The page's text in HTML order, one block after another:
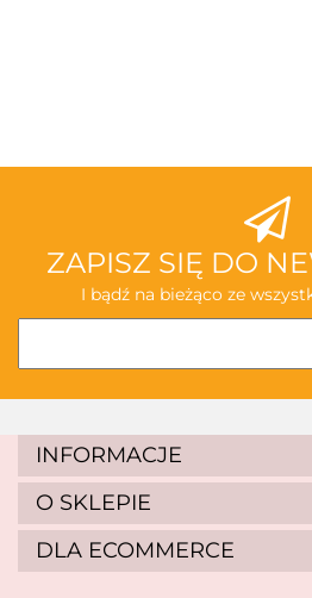
ZAPISZ SIĘ DO
I bądź na bieżąco ze
INFORMACJE
O SKLEPIE
DLA ECOMMERCE